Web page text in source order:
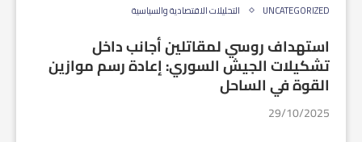
UNCATEGORIZED التحليلات الاقتصادية والسياسية
استهداف روسي لمقاتلين أجانب داخل
تشكيلات الجيش السوري: إعادة رسم موازين
القوة في الساحل
29/10/2025